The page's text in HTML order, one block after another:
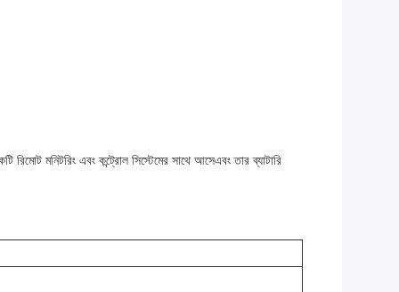
রিমোট মনিটরিং এবং কন্ট্রোল সিস্টেমের সাথে আসেএবং তার ব্যাটারি